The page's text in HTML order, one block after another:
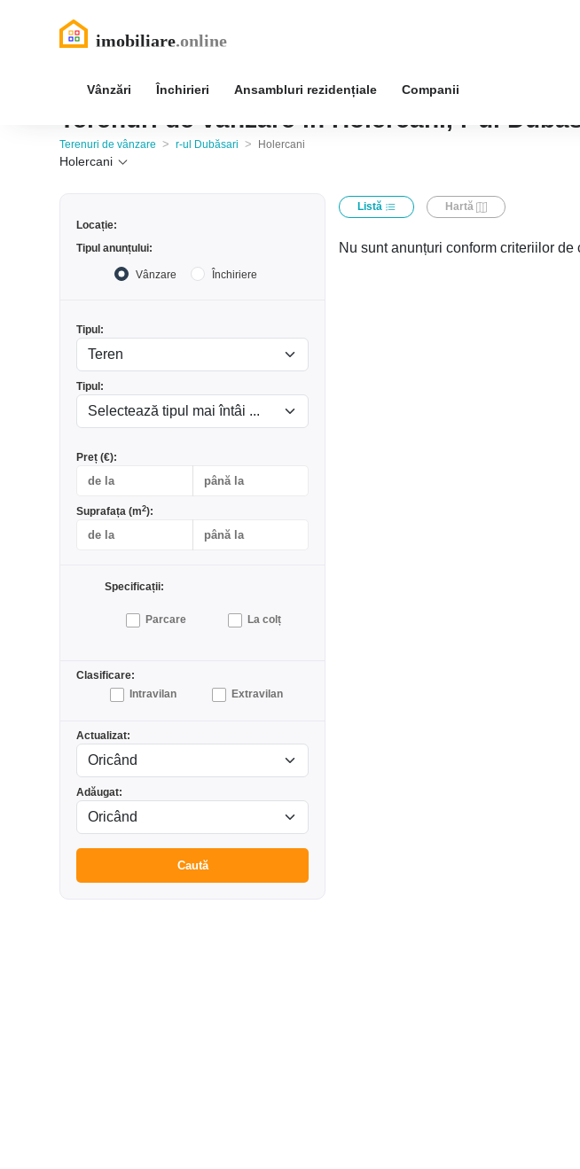
Vânzări Închirieri Ansambluri rezidențiale Companii
Terenuri de vânzare în Holercani, r-ul
Terenuri de vânzare > r-ul Dubăsari > Holercani
Holercani
Locație:
Tipul anunțului:
Vânzare Închiriere
Tipul:
Tipul:
Preț (€):
Suprafața (m2):
Specificații:
Parcare La colț
Clasificare:
Intravilan
Extravilan
Actualizat:
Adăugat:
Caută
Listă Hartă
Nu sunt anunțuri conform criteriilor